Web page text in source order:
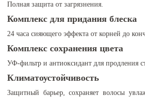
Полная защита от загрязнения.
Комплекс для придания блеска
24 часа сияющего эффекта от корней до
Комплекс сохранения цвета
УФ-фильтр и антиоксидант для продления
Климатоустойчивость
Защитный барьер, сохраняет волосы